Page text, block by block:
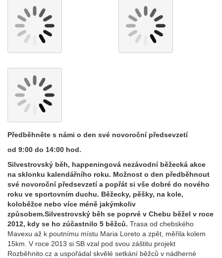
Předběhněte s námi o den své novoroční předsevzetí
od 9:00 do 14:00 hod.
Silvestrovský běh, happeningová nezávodní běžecká akce
na sklonku kalendářního roku. Možnost o den předběhnout
své novoroční předsevzetí a popřát si vše dobré do nového
roku ve sportovním duchu. Běžecky, pěšky, na kole,
koloběžce nebo více méně jakýmkoliv
způsobem.Silvestrovský běh se poprvé v Chebu běžel v roce
2012, kdy se ho zúčastnilo 5 běžců. Trasa od chebského
Mavexu až k poutnímu místu Maria Loreto a zpět, měřila kolem
15km. V roce 2013 si SB vzal pod svou záštitu projekt
Rozběhnito.cz a uspořádal skvělé setkání běžců v nádherné